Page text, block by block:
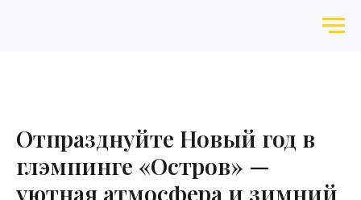
Отпразднуйте Новый год в
глэмпинге «Остров» —
уютная атмосфера и зимний